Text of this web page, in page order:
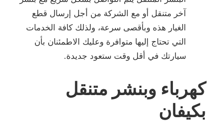
آخر متنقل أو مع الشركة من أجل إرسال قطع
الغيار هذه وبأقصى سرعة، ولذلك كافة الخدمات
التي تحتاج إليها متوافرة وعليك الاطمئنان بأن
سيارتك في أقل وقت ستعود جديدة.
كهرباء وبنشر متنقل
بكيفان